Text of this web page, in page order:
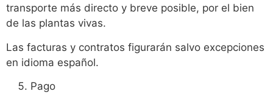
transporte más directo y breve posible, por el bien
de las plantas vivas.
Las facturas y contratos figurarán salvo excepciones
en idioma español.
Pago